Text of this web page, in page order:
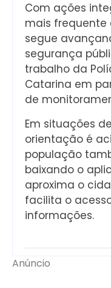
Com ações
mais frequente
segue
segurança
trabalho da
Catarina em
de
Em situações
orientação é
população
baixando o
aproxima o
facilita o
informações.
Anúncio